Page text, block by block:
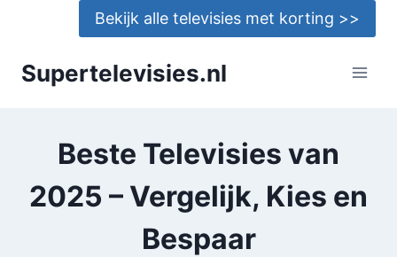
Bekijk alle televisies met korting >>
Supertelevisies.nl
Beste Televisies van
2025 – Vergelijk, Kies en
Bespaar